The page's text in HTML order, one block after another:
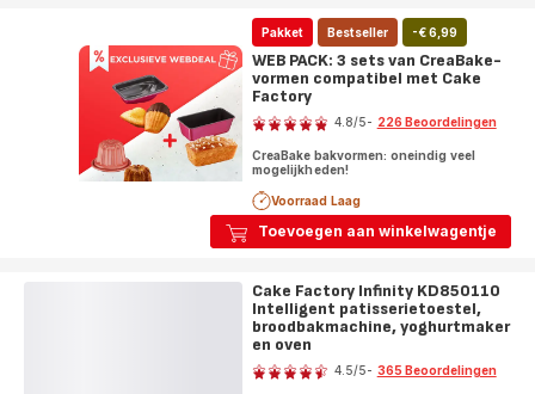
madeleinevormen
-
Cake
Factory
Toevoegen aan winkelwagentje
Pakket Bestseller -€ 6,99
WEB PACK: 3 sets van CreaBake-
vormen compatibel met Cake
Factory
Beoordeling
4.8/5- 226 Beoordelingen
CreaBake bakvormen: oneindig veel
mogelijkheden!
Voorraad Laag
Cake Factory Infinity KD850110
Intelligent patisserietoestel,
broodbakmachine, yoghurtmaker
en oven
Beoordeling
4.5/5- 365 Beoordelingen